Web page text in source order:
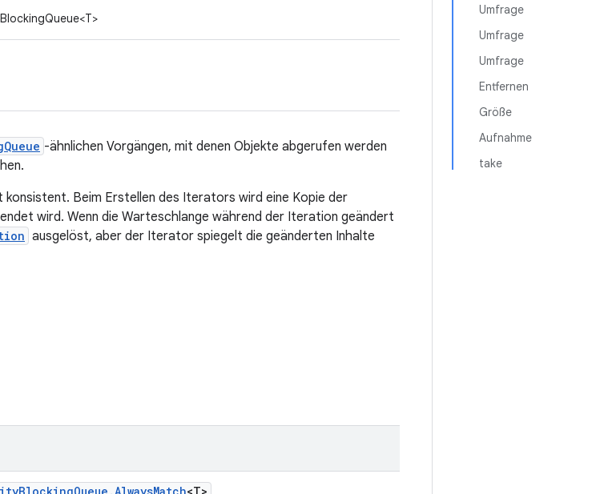
Umfrage
Umfrage
Umfrage
Entfernen
Größe
Aufnahme
take
-ähnlichen Vorgängen, mit denen Objekte abgerufen werden
Beim Erstellen des Iterators wird eine Kopie der
wird. Wenn die Warteschlange während der Iteration geändert
ausgelöst, aber der Iterator spiegelt die geänderten Inhalte